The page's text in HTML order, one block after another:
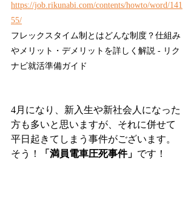
https://job.rikunabi.com/contents/howto/word/141
55/
フレックスタイム制とはどんな制度？仕組み
やメリット・デメリットを詳しく解説 - リク
ナビ就活準備ガイド
4月になり、新入生や新社会人になった
方も多いと思いますが、それに併せて
平日起きてしまう事件がございます。
そう！
「満員電車圧死事件」 です！